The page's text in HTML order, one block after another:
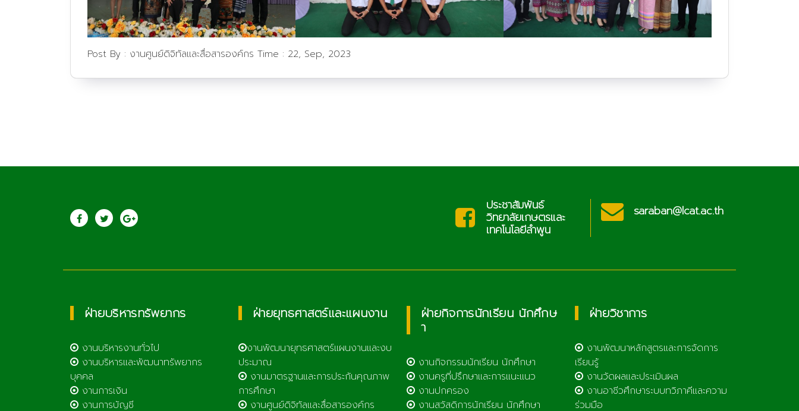
Post By : งานศูนย์ดิจิทัลและสื่อสารองค์กร Time : 22, Sep, 2023
ประชาสัมพันธ์
วิทยาลัยเกษตรและ
เทคโนโลยีลำพูน
saraban@lcat.ac.th ประชาสัมพันธ์
วิทยาลัยเกษตรและ
ฝ่ายบริหารทรัพยากร
งานบริหารงานทั่วไป
งานบริหารและพัฒนาทรัพยากร
บุคคล
งานการเงิน
งานการบัญชี
ฝ่ายยุทธศาสตร์และแผนงาน
งานพัฒนายุทธศาสตร์แผนงานและงบ
ประมาณ
งานมาตรฐานและการประกันคุณภาพ
การศึกษา
งานศูนย์ดิจิทัลและสื่อสารองค์กร
ฝ่ายกิจการนักเรียน นักศึกษ
า
งานกิจกรรมนักเรียน นักศึกษา
งานครูที่ปรึกษาและการแนะแนว
งานปกครอง
งานสวัสดิการนักเรียน นักศึกษา
ฝ่ายวิชาการ
งานพัฒนาหลักสูตรและการจัดการ
เรียนรู้
งานวัดผลและประเมินผล
งานอาชีวศึกษาระบบทวิภาคีและความ
ร่วมมือ